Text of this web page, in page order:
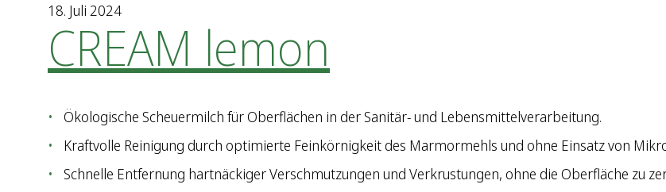
18. Juli 2024
CREAM lemon
Ökologische Scheuermilch für Oberflächen in der Sanitär- und Lebensmittelverarbeitung.
Kraftvolle Reinigung durch optimierte Feinkörnigkeit des Marmormehls und ohne Einsatz von
Schnelle Entfernung hartnäckiger Verschmutzungen und Verkrustungen, ohne die Oberfläche zu